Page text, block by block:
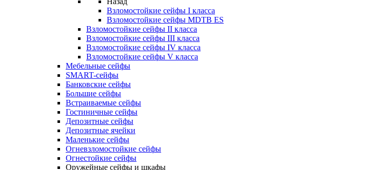
Взломостойкие сейфы I класса
Взломостойкие сейфы MDTB ES
Взломостойкие сейфы II класса
Взломостойкие сейфы III класса
Взломостойкие сейфы IV класса
Взломостойкие сейфы V класса
Мебельные сейфы
SMART-сейфы
Банковские сейфы
Большие сейфы
Встраиваемые сейфы
Гостиничные сейфы
Депозитные сейфы
Депозитные ячейки
Маленькие сейфы
Огневзломостойкие сейфы
Огнестойкие сейфы
Оружейные сейфы и шкафы